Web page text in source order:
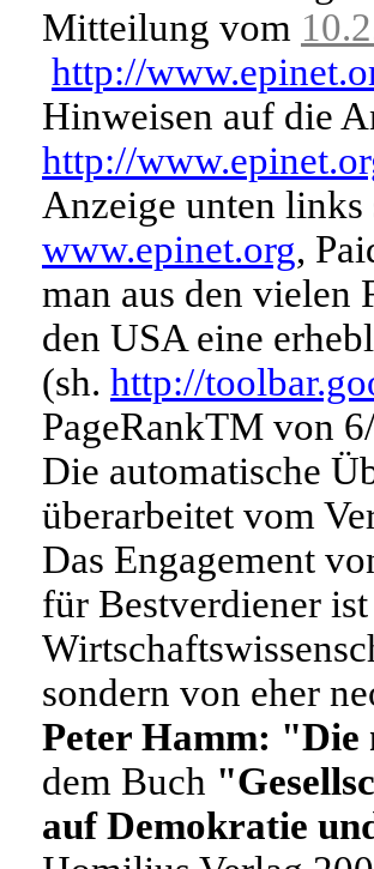
Mitteilung vom
http://
Hinweisen auf die
http://
Anzeige unten
www.epinet.org,
man aus den vielen
den USA eine
(sh. http://
PageRankTM von
Die automatische
überarbeitet vom
Das Engagement
für Bestverdiener
sondern von eher
Peter Hamm: "Die
dem Buch
auf Demokratie